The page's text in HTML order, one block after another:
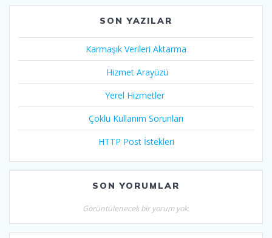
SON YAZILAR
Karmaşık Verileri Aktarma
Hizmet Arayüzü
Yerel Hizmetler
Çoklu Kullanım Sorunları
HTTP Post İstekleri
SON YORUMLAR
Görüntülenecek bir yorum yok.